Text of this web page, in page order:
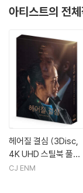
아티스트의 전
헤어질 결심 (3Disc,
4K UHD 스틸북 풀슬
립 B Ver) : 블루레이
CJ ENM